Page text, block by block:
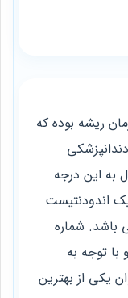
ریشه بوده که
در دوره دندانپزشکی
ادامه تحصیل به مدت 3 سال به این درجه
اندودنتیست
‌باشد. شماره
نیز 135697 است و با توجه به
یکی از بهترین